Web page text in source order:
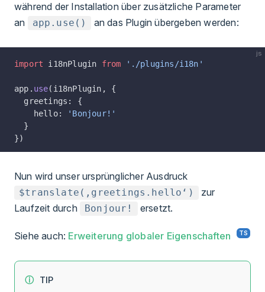
während der Installation über zusätzliche Parameter
an
app.use() an das Plugin übergeben werden:
js
import i18nPlugin from './plugins/i18n'
app. use(i18nPlugin, {
  greetings: {
    hello:
'Bonjour!'
  }
})
Nun wird unser ursprünglicher Ausdruck
$translate(‚greetings.hello‘)
zur
Laufzeit durch
Bonjour! ersetzt.
Siehe auch: Erweiterung globaler Eigenschaften
TIP